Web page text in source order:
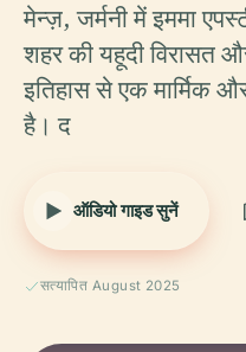
मेन्ज़, जर्मनी में इममा
शहर की यहूदी विरासत
इतिहास से एक मार्मिक
है। द
ऑडियो गाइड सुनें
सत्यापित August 2025